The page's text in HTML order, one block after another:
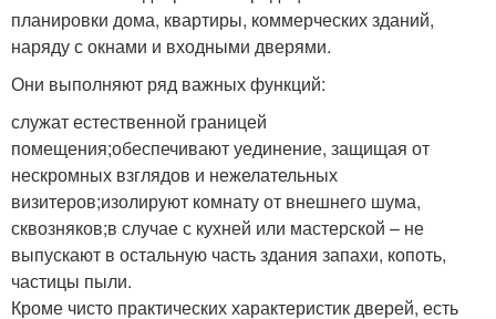
планировки дома, квартиры, коммерческих зданий,
наряду с окнами и входными дверями.
Они выполняют ряд важных функций:
служат естественной границей
помещения;обеспечивают уединение, защищая от
нескромных взглядов и нежелательных
визитеров;изолируют комнату от внешнего шума,
сквозняков;в случае с кухней или мастерской – не
выпускают в остальную часть здания запахи, копоть,
частицы пыли.
Кроме чисто практических характеристик дверей, есть